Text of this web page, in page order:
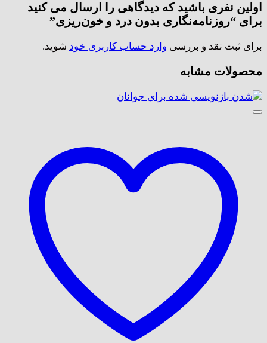
اولین نفری باشید که دیدگاهی را ارسال می کنید
برای “روزنامه‌نگاری بدون درد و خون‌ریزی”
برای ثبت نقد و بررسی وارد حساب کاربری خود شوید.
محصولات مشابه